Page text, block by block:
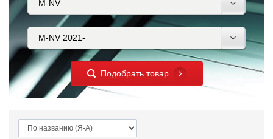
Подобрать товар